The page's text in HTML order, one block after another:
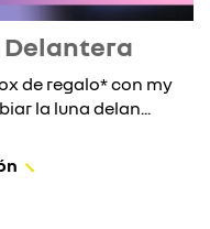
Delantera
de regalo* con my
la luna delan...